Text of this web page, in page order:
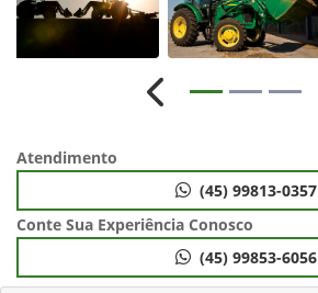
Anterior
Atendimento
(45) 99813-0357
Conte Sua Experiência Conosco
(45) 99853-6056